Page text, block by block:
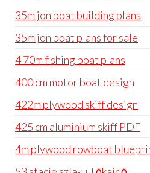
35m jon boat building plans
35m jon boat plans for sale
4 70m fishing boat plans
400 cm motor boat design
422m plywood skiff design
425 cm aluminium skiff PDF
4m plywood rowboat